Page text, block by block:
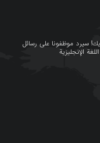
سيرد موظفونا على رسائل